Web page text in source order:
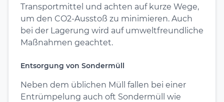
Transportmittel und achten auf kurze Wege,
um den CO2-Ausstoß zu minimieren. Auch
bei der Lagerung wird auf umweltfreundliche
Maßnahmen geachtet.
Entsorgung von Sondermüll
Neben dem üblichen Müll fallen bei einer
Entrümpelung auch oft Sondermüll wie